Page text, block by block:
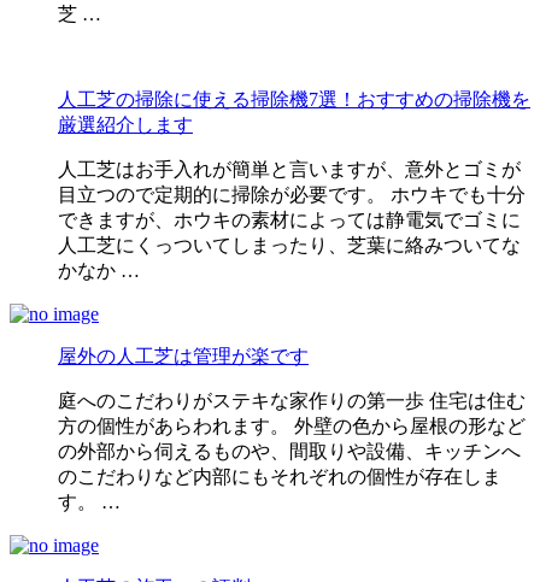
芝 …
人工芝の掃除に使える掃除機7選！おすすめの掃除機を
厳選紹介します
人工芝はお手入れが簡単と言いますが、意外とゴミが
目立つので定期的に掃除が必要です。 ホウキでも十分
できますが、ホウキの素材によっては静電気でゴミに
人工芝にくっついてしまったり、芝葉に絡みついてな
かなか …
屋外の人工芝は管理が楽です
庭へのこだわりがステキな家作りの第一歩 住宅は住む
方の個性があらわれます。 外壁の色から屋根の形など
の外部から伺えるものや、間取りや設備、キッチンへ
のこだわりなど内部にもそれぞれの個性が存在しま
す。 …